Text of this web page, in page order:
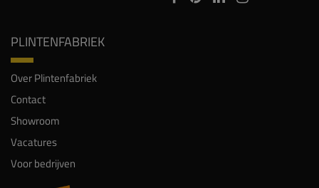
PLINTENFABRIEK
Over Plintenfabriek
Contact
Showroom
Vacatures
Voor bedrijven